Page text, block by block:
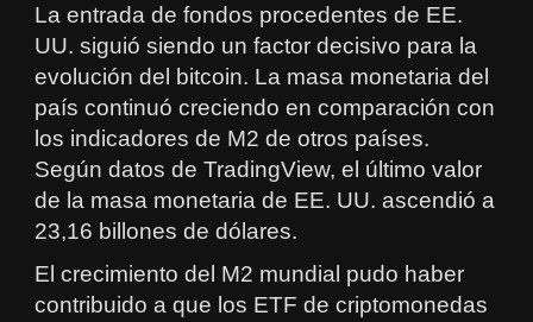
La entrada de fondos procedentes de EE.
UU. siguió siendo un factor decisivo para la
evolución del bitcoin. La masa monetaria del
país continuó creciendo en comparación con
los indicadores de M2 de otros países.
Según datos de TradingView, el último valor
de la masa monetaria de EE. UU. ascendió a
23,16 billones de dólares.
El crecimiento del M2 mundial pudo haber
contribuido a que los ETF de criptomonedas